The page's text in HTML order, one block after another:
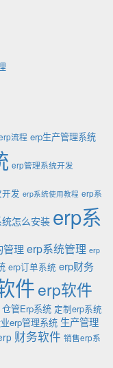
流程 erp生产管理系统
erp管理系统开发
发 erp系统使用教程 erp系
怎么安装 erp系
管理erp系统管理 erp
erp订单系统 erp财务
件erp软件
仓管Erp系统 定制erp系统
erp管理系统 生产管理
财务软件 销售erp系